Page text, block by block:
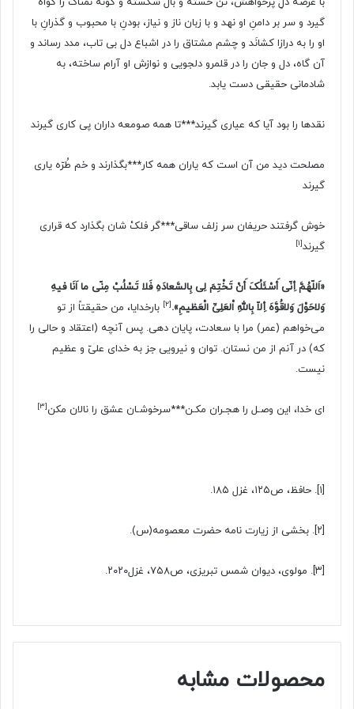
گیرد و سر بر دامنِ او نهد و با زبان ناز و نیاز، بودنِ با محبوب و گذرانِ با
او را به درازا کشانَد و چشم مشتاق را در اشباع دل بى تاب، مدد رساند و
آن گاه، دل و جان را در قلمرو دلجویى و نوازش او آرام ساخته، به
شادمانى حقیقى دست یابد.
نقدها را بود آیا که عیارى گیرند***تا همه صومعه داران پى کارى گیرند
مصلحت دید من آن است که یاران همه کار***بگذارند و خم طُرّه یارى
گیرند
خوش گرفتند حریفان سر زلف ساقى***گر فلکْ شان بگذارد که قرارى
گیرند[۱]
«اَللّهُمَّ أِنّى أَسْئَلُکَ أَنْ تَخْتِمَ لِى بِالسَّعادَهِ فَلا تَسْلُبْ مِنّى ما اَنَا فیهِ
وَلاحَوْلَ وَلاقُوَّهَ أِلاّ بِاللهِ اْلعَلِىِّ الْعَظیمِ». [۲]
بارخدایا، من حقیقتاً از تو
مى‌خواهم (عمر) مرا با سعادت، پایان دهى. پس آنچه (اعتقاد و حالى را
که) در آنم از من نستان. توان و نیرویى جز به خداى علىّ و عظیم
نیست.
اى خدا، این وصـل را هجـران مکـن***سرخوشـان عشق را نالان مکن[۳]
[۱] . حافظ، ص۱۲۵، غزل ۱۸۵.
[۲] . بخشى از زیارت نامه حضرت معصومه(س).
[۳] . مولوى، دیوان شمس تبریزى، ص۷۵۸، غزل۲۰۲۰.
محصولات مشابه